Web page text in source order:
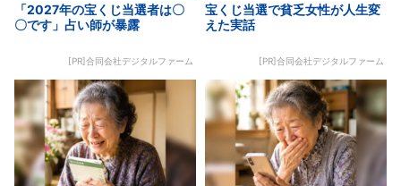
「2027年の宝くじ当選者は〇
〇です」占い師が暴露
[PR]合同会社デジタルファーム
宝くじ当選で貧乏女性が人生変
えた実話
[PR]合同会社デジタルファーム